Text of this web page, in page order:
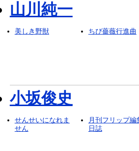
山川純一
美しき野獣 ちび薔薇行進曲
小坂俊史
せんせいになれま
せん
月刊フリップ編
日誌